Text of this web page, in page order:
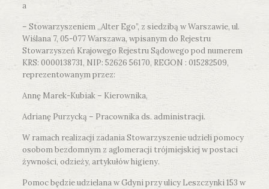
a
– Stowarzyszeniem ,,Alter Ego”, z siedzibą w Warszawie, ul.
Wiślana 7, 05-077 Warszawa, wpisanym do Rejestru
Stowarzyszeń Krajowego Rejestru Sądowego pod numerem
KRS: 0000138731, NIP: 52626 56170, REGON : 015282509,
reprezentowanym przez:
Annę Marek-Kubiak – Kierownika,
Adrianę Purzycką – Pracownika ds. administracji.
W ramach realizacji zadania Stowarzyszenie udzieli pomocy
osobom bezdomnym z aglomeracji trójmiejskiej w postaci
żywności, odzieży, artykułów higieny.
Pomoc będzie udzielana w Gdyni przy ulicy Leszczynki 153 w